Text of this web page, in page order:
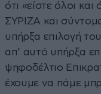
ότι «είστε όλοι
ΣΥΡΙΖΑ και
υπήρξα επιλογή
απ’ αυτό υπήρξα
ψηφοδέλτιο
έχουμε να πάμε